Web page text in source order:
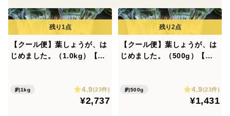
にんじん一本を縦に真っ二つにして、ラップをかけて
3〜5分レンチン。（固ければ追加加熱してください。）
フォークが刺さるくらいの柔らかさになったところで取
り出したホカホカにんじんをフライパンでバターソテー
そのまま食べても、焼肉のタレにつけても、美味しいっ
【クール便】葉しょうが、は
じめました。（1.0kg）【新
約1kg 4.9(23件)
¥2,737
【クール便】葉しょうが、は
じめました。（500g）【新
約500g 4.9(23件)
¥1,431